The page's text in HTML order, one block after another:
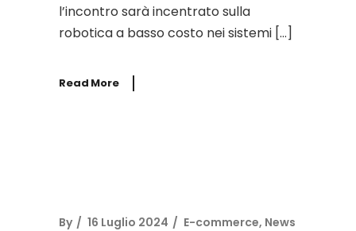
l’incontro sarà incentrato sulla
robotica a basso costo nei sistemi […]
Read More
By 16 Luglio 2024 E-commerce, News